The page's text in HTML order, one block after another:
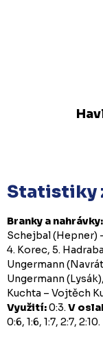
Statistiky
Branky a nahrávky:
Schejbal (Hepner)
4. Korec, 5.
Ungermann
Ungermann
Kuchta – Vojtěch
Využití:0:3.V
0:6, 1:6, 1:7, 2:7, 2:10.